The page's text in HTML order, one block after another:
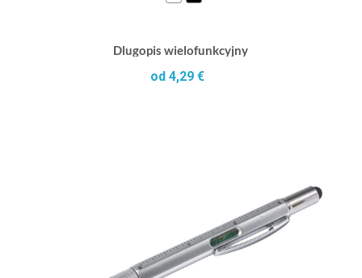
Dlugopis wielofunkcyjny
od 4,29 €